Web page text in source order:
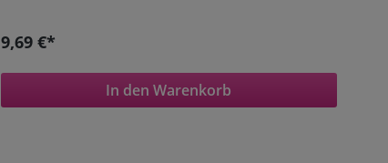
9,69 €*
In den Warenkorb